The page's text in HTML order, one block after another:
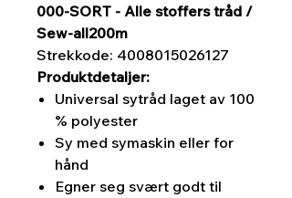
000-SORT - Alle stoffers tråd /
Sew-all200m
Strekkode: 4008015026127
Produktdetaljer:
Universal sytråd laget av 100
% polyester
Sy med symaskin eller for
hånd
Egner seg svært godt til